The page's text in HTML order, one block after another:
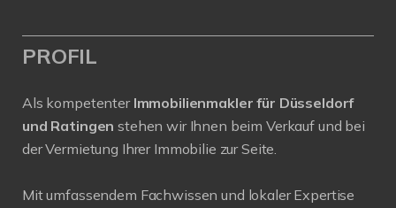
PROFIL
Als kompetenter Immobilienmakler für Düsseldorf
und Ratingen stehen wir Ihnen beim Verkauf und bei
der Vermietung Ihrer Immobilie zur Seite.
Mit umfassendem Fachwissen und lokaler Expertise